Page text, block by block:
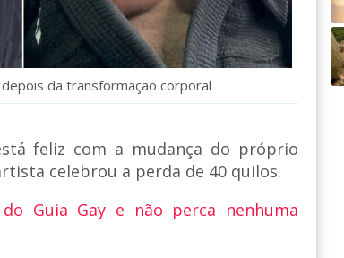
da transformação corporal
feliz com a mudança do próprio
celebrou a perda de 40 quilos.
Guia Gay e não perca nenhuma